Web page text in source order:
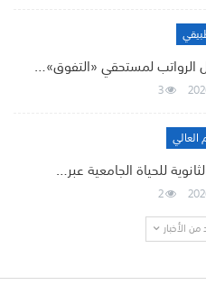
الرواتب لمستحقي «التفوق»…
3
العالي
للحياة الجامعية عبر…
2
الأخبار